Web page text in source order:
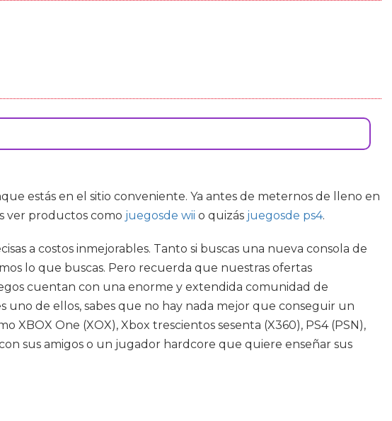
estás en el sitio conveniente. Ya antes de meternos de lleno en
ver productos como juegosde wii o quizás juegosde ps4.
a costos inmejorables. Tanto si buscas una nueva consola de
lo que buscas. Pero recuerda que nuestras ofertas
cuentan con una enorme y extendida comunidad de
uno de ellos, sabes que no hay nada mejor que conseguir un
One (XOX), Xbox trescientos sesenta (X360), PS4 (PSN),
sus amigos o un jugador hardcore que quiere enseñar sus